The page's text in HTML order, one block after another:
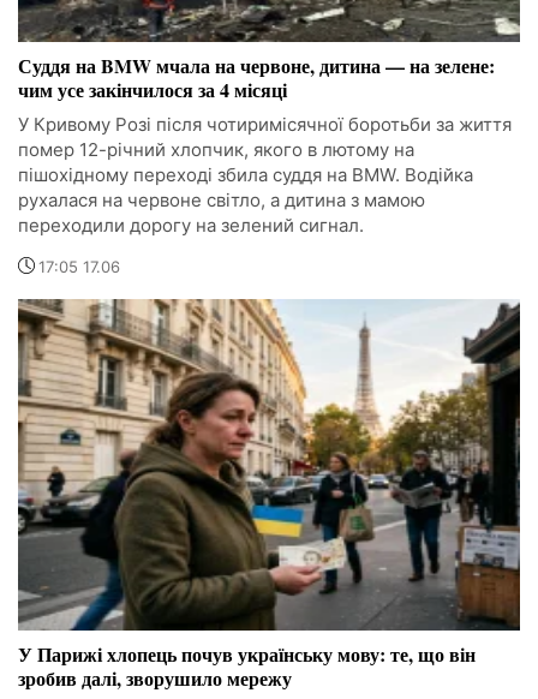
Суддя на BMW мчала на червоне, дитина — на зелене:
чим усе закінчилося за 4 місяці
У Кривому Розі після чотиримісячної боротьби за життя
помер 12-річний хлопчик, якого в лютому на
пішохідному переході збила суддя на BMW. Водійка
рухалася на червоне світло, а дитина з мамою
переходили дорогу на зелений сигнал.
17:05 17.06
У Парижі хлопець почув українську мову: те, що він
зробив далі, зворушило мережу